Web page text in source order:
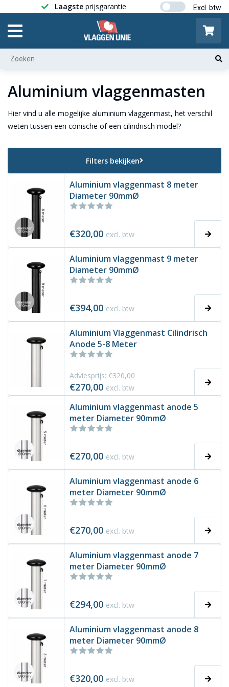
Laagste prijsgarantie Gratis
Aluminium vlaggenmasten
Hier vind u alle mogelijke aluminium vlaggenmast, het verschil
weten tussen een conische of een cilindrisch model?
Filters bekijken
Aluminium vlaggenmast 8 meter
Diameter 90mmØ
€320,00 excl. btw
Aluminium vlaggenmast 9 meter
Diameter 90mmØ
€394,00 excl. btw
Aluminium Vlaggenmast Cilindrisch
Anode 5-8 Meter
Adviesprijs: €320,00
€270,00 excl. btw
Aluminium vlaggenmast anode 5
meter Diameter 90mmØ
€270,00 excl. btw
Aluminium vlaggenmast anode 6
meter Diameter 90mmØ
€270,00 excl. btw
Aluminium vlaggenmast anode 7
meter Diameter 90mmØ
€294,00 excl. btw
Aluminium vlaggenmast anode 8
meter Diameter 90mmØ
€320,00 excl. btw